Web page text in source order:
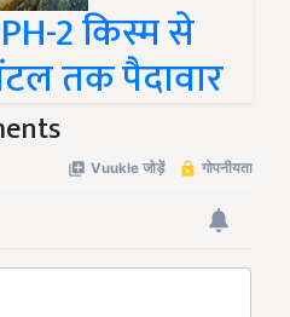
2 किस्म से
तक पैदावार